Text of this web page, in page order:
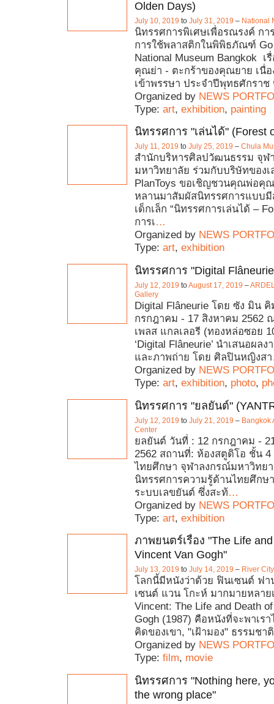
Olden Days)
July 10, 2019 to July 31, 2019 – National
นิทรรศการพิเศษเพื่อรณรงค์ กา
การใช้พลาสติกในพิพิธภัณฑ์ Go
National Museum Bangkok เ
คุณย่า - ตะกร้าของคุณยาย เนื่อ
เข้าพรรษา ประจำปีพุทธศักรา
Organized by NEWS
Type: art, exhibition, painting
นิทรรศการ "เล่นได้" (Forest
July 11, 2019 to July 25, 2019 – Chula
สำนักบริหารศิลปวัฒนธรรม จุฬ
มหาวิทยาลัย ร่วมกับบริษัทของเ
PlanToys ขอเชิญชวนคุณพ่อคุ
หลานมาสัมผัสนิทรรศการแบบ
เด็กเล็ก “นิทรรศการเล่นได้ –
การเ…
Organized by NEWS
Type: art, exhibition
นิทรรศการ "Digital
July 12, 2019 toAugust 17, 2019 –
Gallery
Digital Flâneurie โดย ซัง มิน
กรกฎาคม - 17 สิงหาคม 2562
เพลส แกลเลอรี (ทองหล่อซอย
‘Digital Flâneurie’ นำเสนอผล
และภาพถ่าย โดย ศิลปินหญิงสา
Organized by NEWS
Type: art, exhibition, photo,
นิทรรศการ "ยลยันต์"
July 12, 2019 to July 21, 2019 – Bangkok
Center
ยลยันต์ วันที่ : 12 กรกฎาคม -
2562 สถานที่: ห้องสตูดิโอ ชั้น
ไทยศึกษา จุฬาลงกรณ์มหาวิทย
นิทรรศการความรู้ด้านไทยศึกษ
ระบบเลขยันต์ ซึ่งสะท้…
Organized by NEWS
Type: art, exhibition
ภาพยนตร์เรื่อง "The Life
Vincent Van Gogh"
July 13, 2019 to July 14, 2019 – River
โลกนี้มีหนังว่าด้วย ฟินเซนต์ ฟ
เซนต์ แวน โกะห์ มากมายหลาย
Vincent: The Life and Death
Gogh (1987) คือหนังที่จะพาเร
คิดของเขา, "เฝ้ามอง" ธรรมชา
Organized by NEWS
Type: film, movie
นิทรรศการ "Nothing here,
the wrong place"